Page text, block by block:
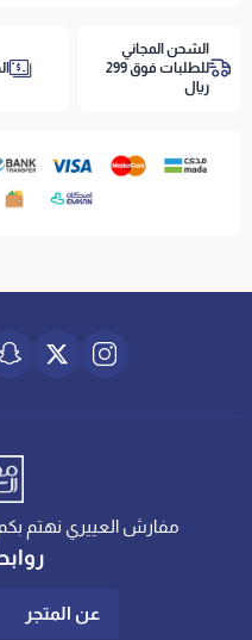
الشحن المجاني
للطلبات فوق 299
ريال
مفارش العييري نهتم
عن المتجر